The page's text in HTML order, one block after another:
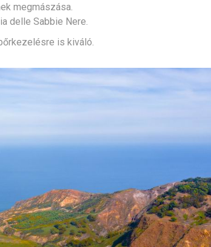
megmászása.
delle Sabbie Nere.
is kiváló.